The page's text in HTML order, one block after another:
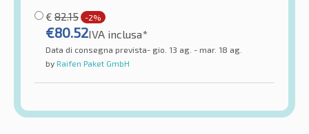
€ 82.15 -2%
€80.52IVA inclusa*
Data di consegna prevista- gio. 13 ag. - mar. 18 ag.
by Raifen Paket GmbH